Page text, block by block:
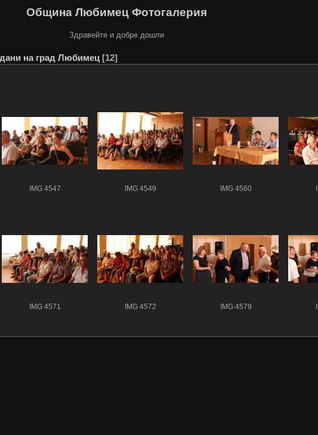
Община Любимец Фотогалерия
Здравейте и добре дошли
на град Любимец 12
IMG 4547 IMG 4549 IMG 4560
IMG 4571 IMG 4572 IMG 4579